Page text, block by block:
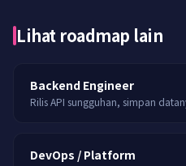
Lihat roadmap lain
Backend Engineer
Rilis API sungguhan, simpan
DevOps / Platform